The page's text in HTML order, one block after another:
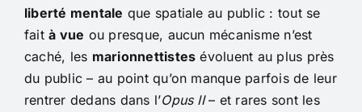
liberté mentale que spatiale au public : tout se
faità vue ou presque, aucun mécanisme n’est
caché, les marionnettistes évoluent au plus près
du public – au point qu’on manque parfois de leur
rentrer dedans dans l’Opus II– et rares sont les